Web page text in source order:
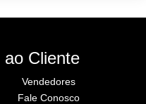
ao Cliente
Vendedores
Fale Conosco